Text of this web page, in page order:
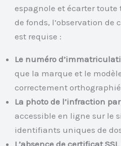
espagnole et écarter toute
de fonds, l’observation
est requise :
Le numéro
que la marque et le
correctement
La photo de l’infraction
accessible en ligne sur le
identifiants uniques de